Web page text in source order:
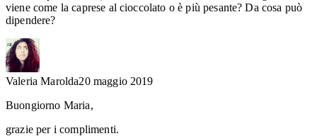
viene come la caprese al cioccolato o è più pesante? Da cosa può
dipendere?
Valeria Marolda20 maggio 2019
Buongiorno Maria,
grazie per i complimenti.